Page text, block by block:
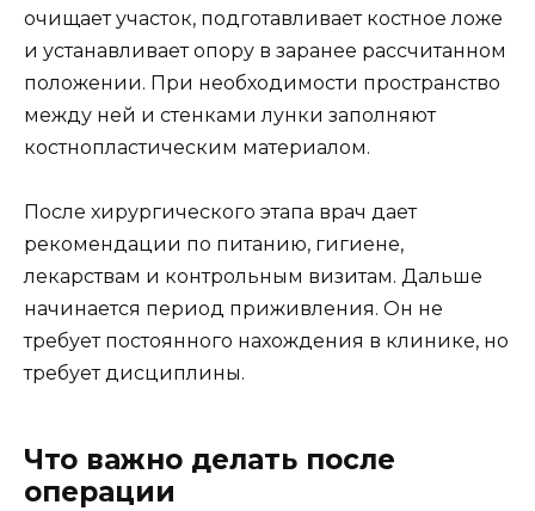
очищает участок, подготавливает костное ложе
и устанавливает опору в заранее рассчитанном
положении. При необходимости пространство
между ней и стенками лунки заполняют
костнопластическим материалом.
После хирургического этапа врач дает
рекомендации по питанию, гигиене,
лекарствам и контрольным визитам. Дальше
начинается период приживления. Он не
требует постоянного нахождения в клинике, но
требует дисциплины.
Что важно делать после
операции